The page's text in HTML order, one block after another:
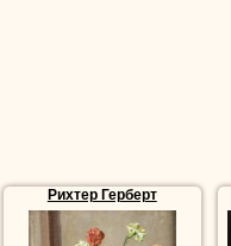
Рихтер Герберт